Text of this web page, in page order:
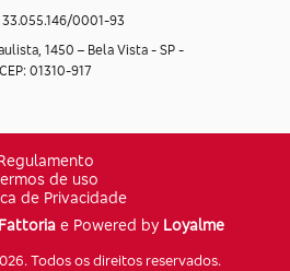
0001-93
1450 – Bela Vista - SP -
CEP: 01310-917
Todos os direitos reservados.
de uso
de Privacidade
Fattoria e Powered by Loyalme